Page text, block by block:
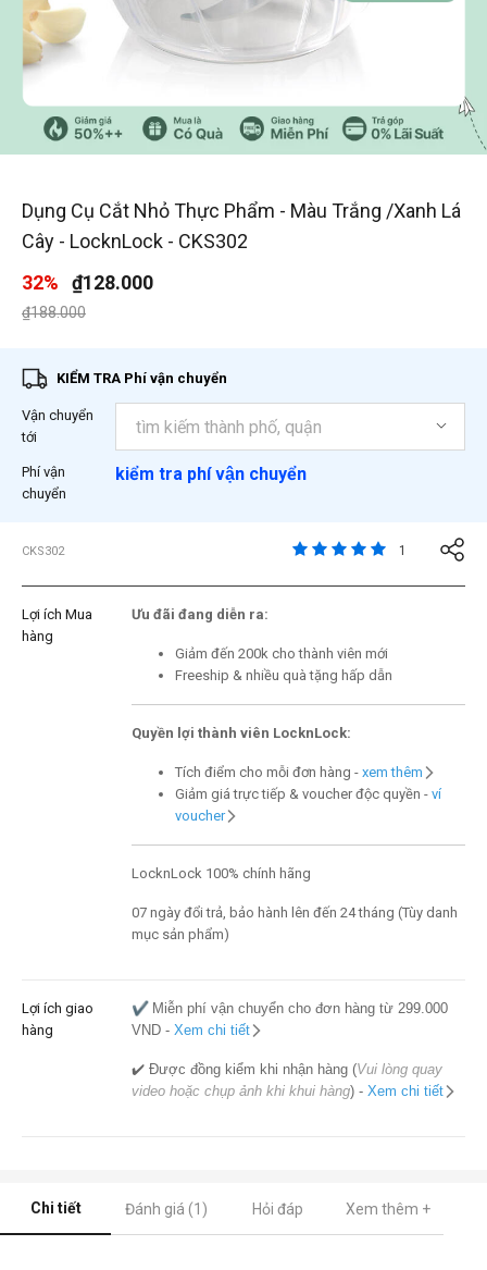
/4
Dụng Cụ Cắt Nhỏ Thực Phẩm - Màu Trắng /Xanh Lá
Cây - LocknLock - CKS302
32%
₫128.000
Giá giảm xuống từ
₫188.000đến
KIỂM TRA Phí vận chuyển
Vận chuyển
tới
Phí vận
chuyển
kiểm tra phí vận chuyển
CKS302 4,3 trên đánh giá của
1
Lợi ích Mua
hàng
Ưu đãi đang diễn ra:
Giảm đến 200k cho thành viên mới
Freeship & nhiều quà tặng hấp dẫn
Quyền lợi thành viên LocknLock:
Tích điểm cho mỗi đơn hàng - xem thêm
Giảm giá trực tiếp & voucher độc quyền - ví
voucher
LocknLock 100% chính hãng
07 ngày đổi trả, bảo hành lên đến 24 tháng (Tùy danh
mục sản phẩm)
Lợi ích giao
hàng
✔️ Miễn phí vận chuyển cho đơn hàng từ 299.000
VND - Xem chi tiết
✔️ Được đồng kiểm khi nhận hàng (Vui lòng quay
video hoặc chụp ảnh khi khui hàng) - Xem chi tiết
Chi tiết Đánh giá (1) Hỏi đáp Xem thêm +